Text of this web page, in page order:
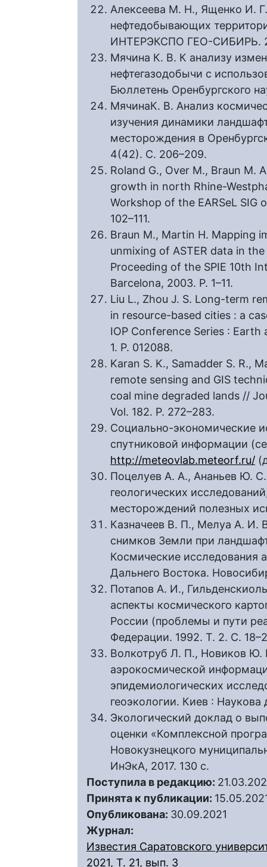
Алексеева М. Н., Ященко И.
нефтедобывающих
ИНТЕРЭКСПО ГЕО-СИБИРЬ.
Мячина К. В. К анализу
нефтегазодобычи с
Бюллетень Оренбургского
МячинаК. В. Анализ
изучения динамики
месторождения в
4(42). С. 206–209.
Roland G., Over M., Braun M.
growth in north Rhine-
Workshop of the EARSeL SIG
102–111.
Braun M., Martin H. Mapping
unmixing of ASTER data in
Proceeding of the SPIE 10th
Barcelona, 2003. P. 1–11.
Liu L., Zhou J. S. Long-term
in resource-based cities : a
IOP Conference Series :
1. P. 012088.
Karan S. K., Samadder S. R.,
remote sensing and GIS
coal mine degraded lands //
Vol. 182. P. 272–283.
Социально-экономические
спутниковой информации
http://meteovlab.meteorf.ru/
Поцелуев А. А., Ананьев Ю.
геологических
месторождений полезных
Казначеев В. П., Мелуа А. И.
снимков Земли при
Космические исследования
Дальнего Востока.
Потапов А. И.,
аспекты космического
России (проблемы и пути
Федерации. 1992. Т. 2. С.
Волкотруб Л. П., Новиков Ю.
аэрокосмической
эпидемиологических
геоэкологии. Киев :
Экологический доклад о
оценки «Комплексной
Новокузнецкого
ИнЭкА, 2017. 130 с.
Поступила в редакцию:
Принята к публикации:
Опубликована: 30.09.2021
Журнал:
Известия Саратовского
2021, Т. 21, вып. 3